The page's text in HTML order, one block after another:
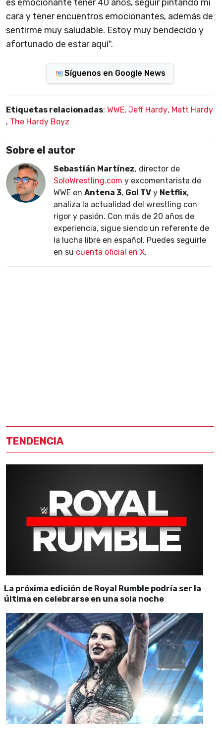
es emocionante tener 40 años, seguir pintando mi
cara y tener encuentros emocionantes, además de
sentirme muy saludable. Estoy muy bendecido y
afortunado de estar aquí".
Síguenos en Google News
Etiquetas relacionadas: WWE, Jeff Hardy, Matt Hardy
, The Hardy Boyz
Sobre el autor
Sebastián Martínez, director de
SoloWrestling.com y excomentarista de
WWE en Antena 3, Gol TV y Netflix,
analiza la actualidad del wrestling con
rigor y pasión. Con más de 20 años de
experiencia, sigue siendo un referente de
la lucha libre en español. Puedes seguirle
en su cuenta oficial en X.
TENDENCIA
La próxima edición de Royal Rumble podría ser la
última en celebrarse en una sola noche